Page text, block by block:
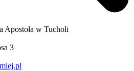
Apostoła w Tucholi
3